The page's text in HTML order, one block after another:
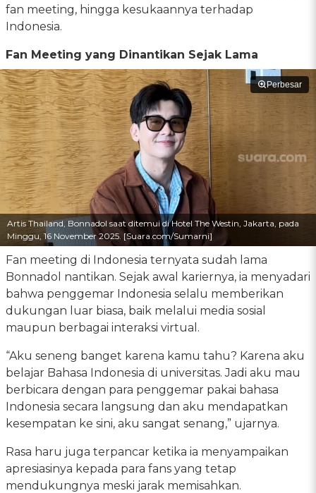
fan meeting, hingga kesukaannya terhadap
Indonesia.
Fan Meeting yang Dinantikan Sejak Lama
Perbesar
Artis Thailand, Bonnadol saat ditemui di Hotel The Westin, Jakarta, pada
Minggu, 16 November 2025. [Suara.com/Sumarni]
Fan meeting di Indonesia ternyata sudah lama
Bonnadol nantikan. Sejak awal kariernya, ia menyadari
bahwa penggemar Indonesia selalu memberikan
dukungan luar biasa, baik melalui media sosial
maupun berbagai interaksi virtual.
“Aku seneng banget karena kamu tahu? Karena aku
belajar Bahasa Indonesia di universitas. Jadi aku mau
berbicara dengan para penggemar pakai bahasa
Indonesia secara langsung dan aku mendapatkan
kesempatan ke sini, aku sangat senang,” ujarnya.
Rasa haru juga terpancar ketika ia menyampaikan
apresiasinya kepada para fans yang tetap
mendukungnya meski jarak memisahkan.